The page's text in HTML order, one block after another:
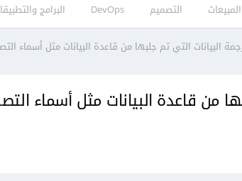
التصميم DevOps البرامج
البيانات التي تم جلبها من قاعدة البيانات مثل أسماء
من قاعدة البيانات مثل أسماء